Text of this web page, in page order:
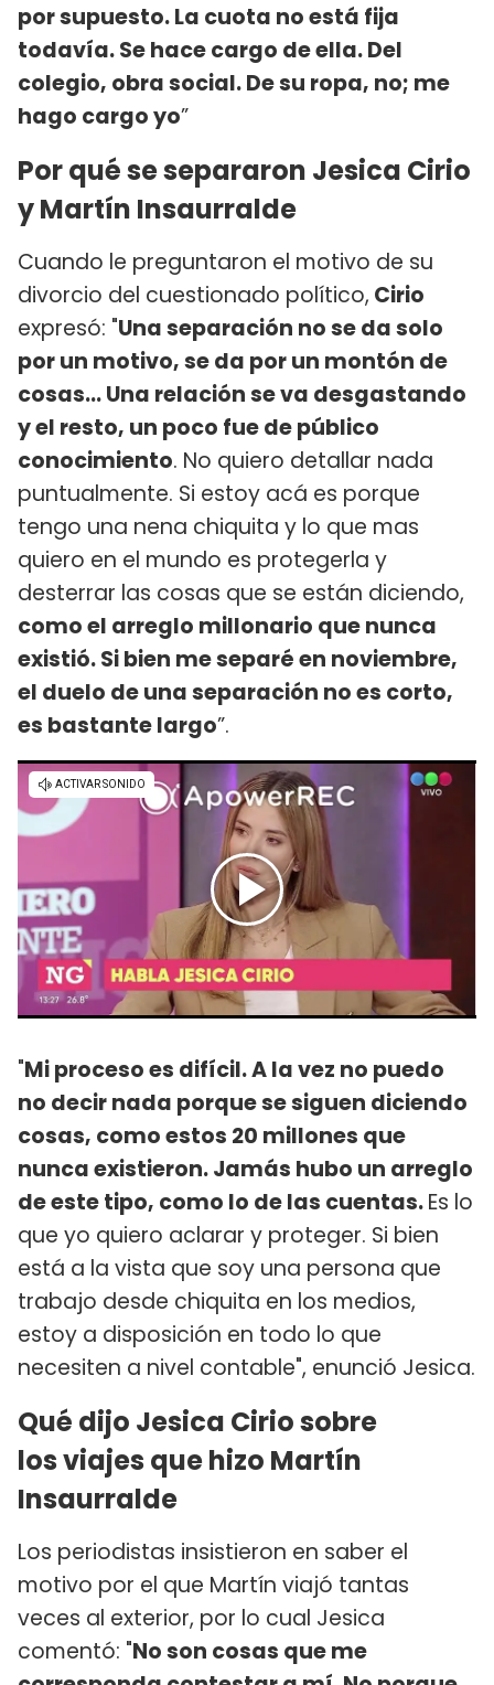
por supuesto. La cuota no está fija
todavía. Se hace cargo de ella. Del
colegio, obra social. De su ropa, no; me
hago cargo yo”
Por qué se separaron Jesica Cirio
y Martín Insaurralde
Cuando le preguntaron el motivo de su
divorcio del cuestionado político, Cirio
expresó: "Una separación no se da solo
por un motivo, se da por un montón de
cosas... Una relación se va desgastando
y el resto, un poco fue de público
conocimiento. No quiero detallar nada
puntualmente. Si estoy acá es porque
tengo una nena chiquita y lo que mas
quiero en el mundo es protegerla y
desterrar las cosas que se están diciendo,
como el arreglo millonario que nunca
existió. Si bien me separé en noviembre,
el duelo de una separación no es corto,
es bastante largo”.
"Mi proceso es difícil. A la vez no puedo
no decir nada porque se siguen diciendo
cosas, como estos 20 millones que
nunca existieron. Jamás hubo un arreglo
de este tipo, como lo de las cuentas.Es lo
que yo quiero aclarar y proteger. Si bien
está a la vista que soy una persona que
trabajo desde chiquita en los medios,
estoy a disposición en todo lo que
necesiten a nivel contable", enunció Jesica.
Qué dijo Jesica Cirio sobre
los viajes que hizo Martín
Insaurralde
Los periodistas insistieron en saber el
motivo por el que Martín viajó tantas
veces al exterior, por lo cual Jesica
comentó: "No son cosas que me